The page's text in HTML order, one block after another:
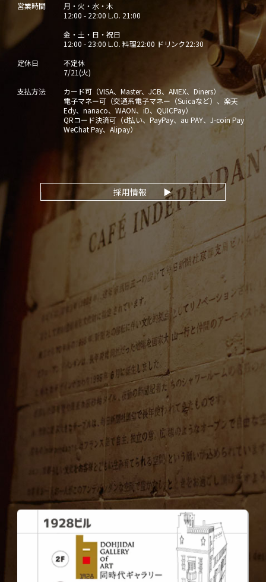
営業時間
月・火・水・木
12:00 - 22:00 L.O. 21:00
金・土・日・祝日
12:00 - 23:00 L.O. 料理22:00 ドリンク22:30
定休日
不定休
7/21(火)
支払方法
カード可（VISA、Master、JCB、AMEX、Diners）
電子マネー可（交通系電子マネー（Suicaなど）、楽天
Edy、nanaco、WAON、iD、QUICPay）
QRコード決済可（d払い、PayPay、au PAY、J-coin Pay
WeChat Pay、Alipay）
採用情報 ▶